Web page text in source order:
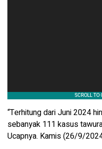
“Terhitung dari Juni 2024
sebanyak 111 kasus
Ucapnya. Kamis (26/9/